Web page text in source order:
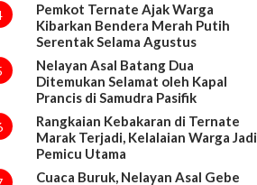
Pemkot Ternate Ajak Warga
Kibarkan Bendera Merah Putih
Serentak Selama Agustus
Nelayan Asal Batang Dua
Ditemukan Selamat oleh Kapal
Prancis di Samudra Pasifik
Rangkaian Kebakaran di Ternate
Marak Terjadi, Kelalaian Warga Jadi
Pemicu Utama
Cuaca Buruk, Nelayan Asal Gebe